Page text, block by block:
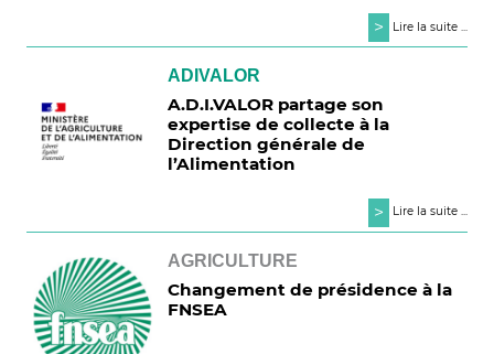
> Lire la suite ...
ADIVALOR
A.D.I.VALOR partage son
expertise de collecte à la
Direction générale de
l’Alimentation
> Lire la suite ...
AGRICULTURE
Changement de présidence à la
FNSEA